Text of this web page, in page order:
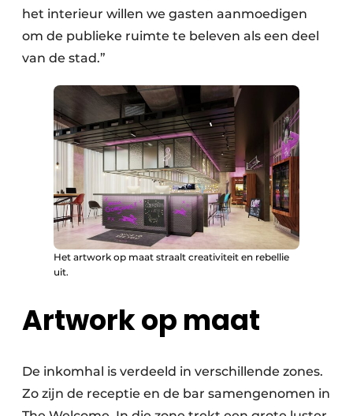
het interieur willen we gasten aanmoedigen
om de publieke ruimte te beleven als een deel
van de stad.”
Het artwork op maat straalt creativiteit en rebellie
uit.
Artwork op maat
De inkomhal is verdeeld in verschillende zones.
Zo zijn de receptie en de bar samengenomen in